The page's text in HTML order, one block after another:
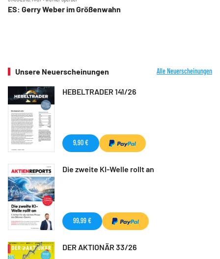
ES: Gerry Weber im Größenwahn
Unsere Neuerscheinungen Alle Neuerscheinungen
HEBELTRADER 141/26
9,90 €
Die zweite KI-Welle rollt an
99,99 €
DER AKTIONÄR 33/26